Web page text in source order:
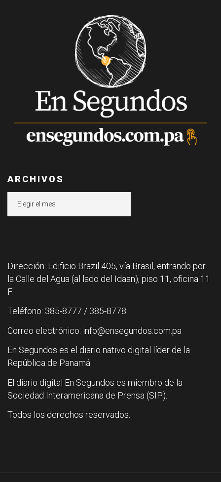
ARCHIVOS
Dirección: Edificio Brazil 405, vía Brasil, entrando por
la Calle del Agua (al lado del Idaan), piso 11, oficina 11
F.
Teléfono: 385-8777 / 385-8778
Correo electrónico: info@ensegundos.com.pa
En Segundos es el diario nativo digital líder de la
República de Panamá.
El diario digital En Segundos es miembro de la
Sociedad Interamericana de Prensa (SIP).
Todos los derechos reservados.